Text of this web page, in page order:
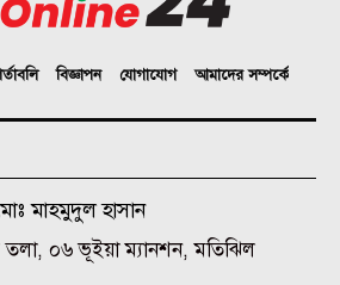
বিজ্ঞাপন যোগাযোগ আমাদের সম্পর্কে
মাহমুদুল হাসান
০৬ ভূইয়া ম্যানশন, মতিঝিল